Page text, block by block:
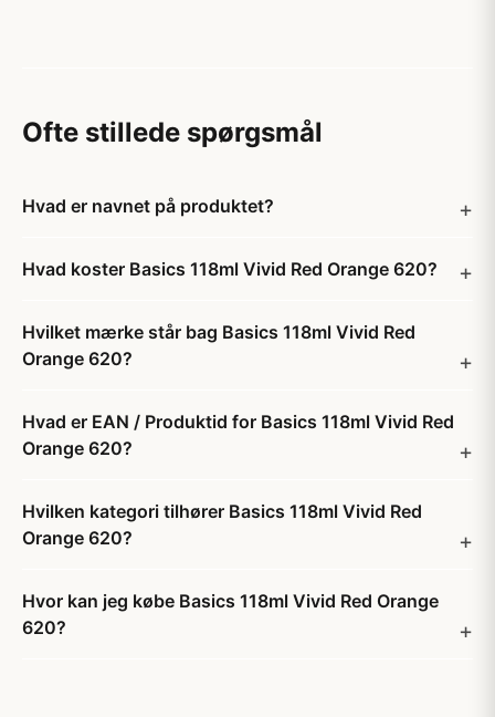
Ofte stillede spørgsmål
Hvad er navnet på produktet?
Hvad koster Basics 118ml Vivid Red Orange 620?
Hvilket mærke står bag Basics 118ml Vivid Red
Orange 620?
Hvad er EAN / Produktid for Basics 118ml Vivid Red
Orange 620?
Hvilken kategori tilhører Basics 118ml Vivid Red
Orange 620?
Hvor kan jeg købe Basics 118ml Vivid Red Orange
620?